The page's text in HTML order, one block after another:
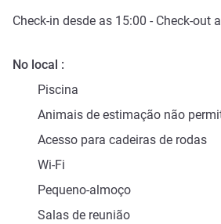
Check-in desde as 15:00 - Check-out
No local
Piscina
Animais de estimação não
Acesso para cadeiras de rodas
Wi-Fi
Pequeno-almoço
Salas de reunião